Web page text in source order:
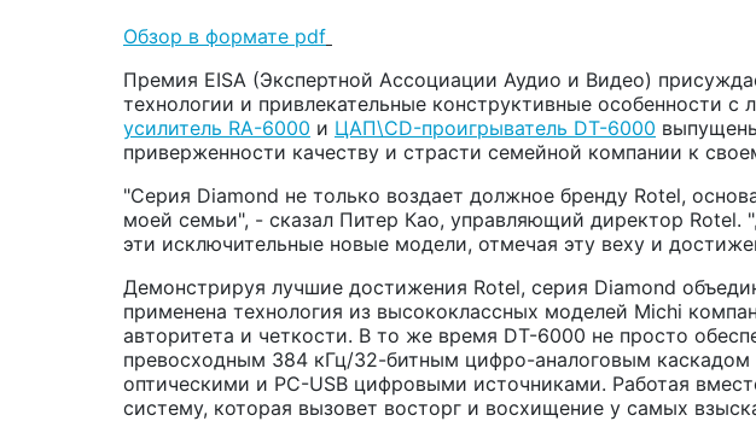
Обзор в формате pdf
Премия EISA (Экспертной Ассоциации Аудио и Видео)
технологии и привлекательные конструктивные особенности
усилитель RA-6000 и ЦАП\CD-проигрыватель DT-6000
приверженности качеству и страсти семейной компании к
"Серия Diamond не только воздает должное бренду Rotel,
моей семьи", - сказал Питер Као, управляющий директор
эти исключительные новые модели, отмечая эту веху и
Демонстрируя лучшие достижения Rotel, серия Diamond
применена технология из высококлассных моделей Michi
авторитета и четкости. В то же время DT-6000 не просто
превосходным 384 кГц/32-битным цифро-аналоговым
оптическими и PC-USB цифровыми источниками. Работая
систему, которая вызовет восторг и восхищение у самых